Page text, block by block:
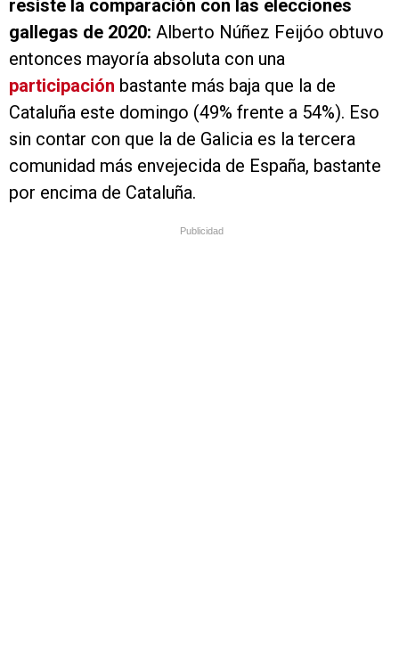
resiste la comparación con las elecciones
gallegas de 2020: Alberto Núñez Feijóo obtuvo
entonces mayoría absoluta con una
participación bastante más baja que la de
Cataluña este domingo (49% frente a 54%). Eso
sin contar con que la de Galicia es la tercera
comunidad más envejecida de España, bastante
por encima de Cataluña.
Publicidad